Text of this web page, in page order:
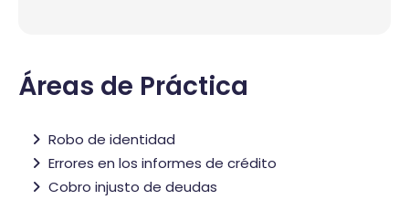
Áreas de Práctica
Robo de identidad
Errores en los informes de crédito
Cobro injusto de deudas